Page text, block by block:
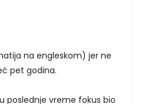
na engleskom) jer ne
pet godina.
poslednje vreme fokus bio